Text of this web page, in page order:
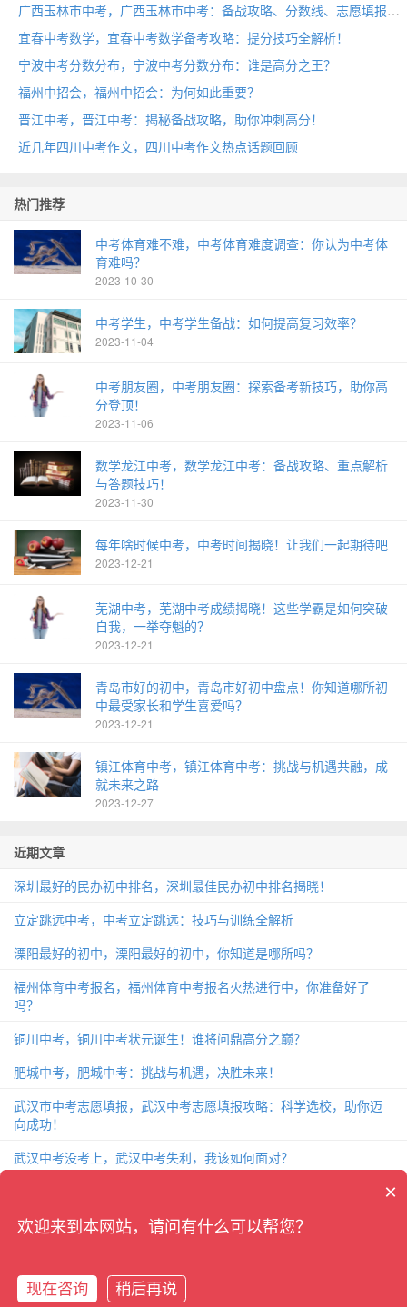
广西玉林市中考，广西玉林市中考：备战攻略、分数线、志愿填报，全面解析！
宜春中考数学，宜春中考数学备考攻略：提分技巧全解析！
宁波中考分数分布，宁波中考分数分布：谁是高分之王？
福州中招会，福州中招会：为何如此重要？
晋江中考，晋江中考：揭秘备战攻略，助你冲刺高分！
近几年四川中考作文，四川中考作文热点话题回顾
热门推荐
中考体育难不难，中考体育难度调查：你认为中考体
育难吗？
2023-10-30
中考学生，中考学生备战：如何提高复习效率？
2023-11-04
中考朋友圈，中考朋友圈：探索备考新技巧，助你高
分登顶！
2023-11-06
数学龙江中考，数学龙江中考：备战攻略、重点解析
与答题技巧！
2023-11-30
每年啥时候中考，中考时间揭晓！让我们一起期待吧
2023-12-21
芜湖中考，芜湖中考成绩揭晓！这些学霸是如何突破
自我，一举夺魁的？
2023-12-21
青岛市好的初中，青岛市好初中盘点！你知道哪所初
中最受家长和学生喜爱吗？
2023-12-21
镇江体育中考，镇江体育中考：挑战与机遇共融，成
就未来之路
2023-12-27
近期文章
深圳最好的民办初中排名，深圳最佳民办初中排名揭晓！
立定跳远中考，中考立定跳远：技巧与训练全解析
溧阳最好的初中，溧阳最好的初中，你知道是哪所吗？
福州体育中考报名，福州体育中考报名火热进行中，你准备好了
吗？
铜川中考，铜川中考状元诞生！谁将问鼎高分之巅？
肥城中考，肥城中考：挑战与机遇，决胜未来！
武汉市中考志愿填报，武汉中考志愿填报攻略：科学选校，助你迈
向成功！
武汉中考没考上，武汉中考失利，我该如何面对？
杭州中考2018，杭州中考2018：考题分析、备考攻略和成绩解读
Copyright ©中考资讯网-三石的日记分享
×
欢迎来到本网站，请问有什么可以帮您？
现在咨询
稍后再说